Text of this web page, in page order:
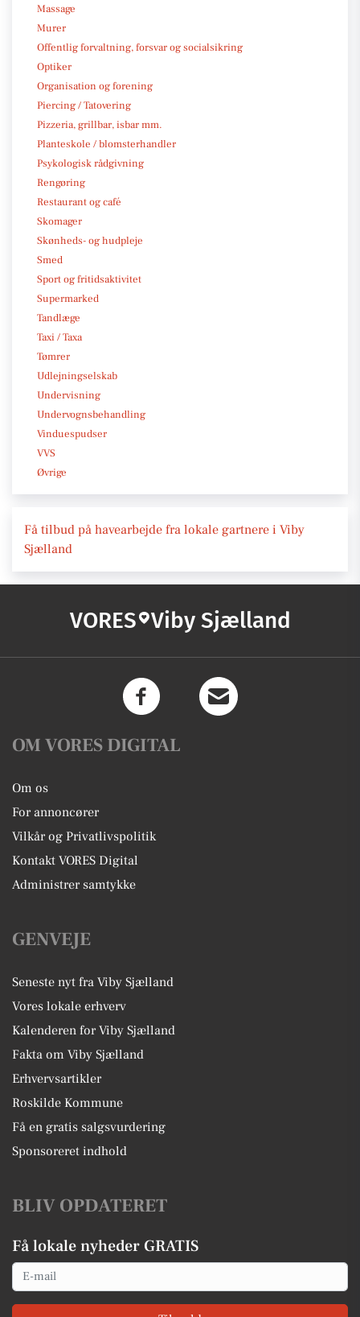
Massage
Murer
Offentlig forvaltning, forsvar og socialsikring
Optiker
Organisation og forening
Piercing / Tatovering
Pizzeria, grillbar, isbar mm.
Planteskole / blomsterhandler
Psykologisk rådgivning
Rengøring
Restaurant og café
Skomager
Skønheds- og hudpleje
Smed
Sport og fritidsaktivitet
Supermarked
Tandlæge
Taxi / Taxa
Tømrer
Udlejningselskab
Undervisning
Undervognsbehandling
Vinduespudser
VVS
Øvrige
Få tilbud på havearbejde fra lokale gartnere i Viby
Sjælland
VORES Viby Sjælland
OM VORES DIGITAL
Om os
For annoncører
Vilkår og Privatlivspolitik
Kontakt VORES Digital
Administrer samtykke
GENVEJE
Seneste nyt fra Viby Sjælland
Vores lokale erhverv
Kalenderen for Viby Sjælland
Fakta om Viby Sjælland
Erhvervsartikler
Roskilde Kommune
Få en gratis salgsvurdering
Sponsoreret indhold
BLIV OPDATERET
Få lokale nyheder GRATIS
Email